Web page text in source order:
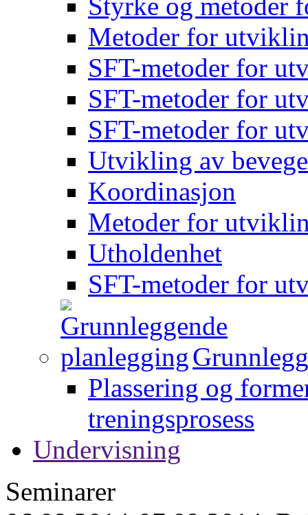
Metoder for
SFT-metoder for
SFT-metoder for
SFT-metoder for
Utvikling av
Koordinasjon
Metoder for
Utholdenhet
SFT-metoder for
Plassering og
treningsprosess
Undervisning
Seminarer